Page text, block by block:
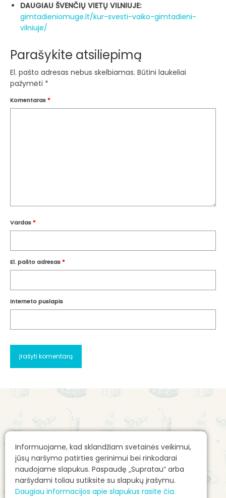
Informuojame, kad sklandžiam svetainės veikimui,
jūsų naršymo patirties gerinimui bei rinkodarai
naudojame slapukus. Paspaudę „Supratau“ arba
naršydami toliau sutiksite su slapukų įrašymu.
Daugiau informacijos apie slapukus rasite čia.
DAUGIAU ŠVENČIŲ VIETŲ VILNIUJE:
gimtadieniomuge.lt/kur-svesti-vaiko-gimtadieni-
vilniuje/
Parašykite atsiliepimą
El. pašto adresas nebus skelbiamas. Būtini laukeliai
pažymėti *
Komentaras*
Vardas*
El. pašto adresas*
Interneto puslapis
Apie mane: Alvilė Rimaitė
Reklamos talpinimo taisyklės
Pirkimo sąlygos e. parduotuvėje
E. parduotuvės prekių pristatymas